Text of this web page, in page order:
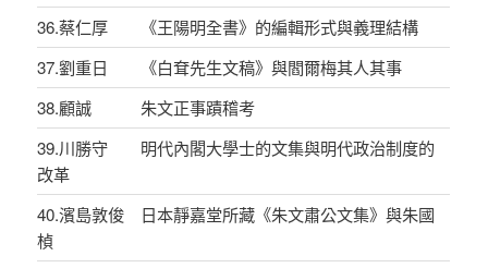
36.蔡仁厚 《王陽明全書》的編輯形式與義理結構
37.劉重日 《白耷先生文稿》與閻爾梅其人其事
38.顧誠 朱文正事蹟稽考
39.川勝守 明代內閣大學士的文集與明代政治制度的
改革
40.濱島敦俊 日本靜嘉堂所藏《朱文肅公文集》與朱國
楨